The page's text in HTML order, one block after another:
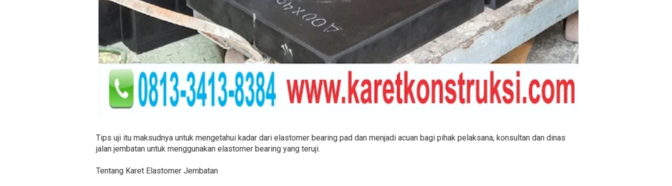
Tips uji itu maksudnya untuk mengetahui kadar dari elastomer bearing pad dan menjadi acuan bagi pihak pelaksana, konsultan dan dinas
jalan jembatan untuk menggunakan elastomer bearing yang teruji.
Tentang Karet Elastomer Jembatan